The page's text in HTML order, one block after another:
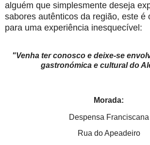
alguém que simplesmente deseja
sabores autênticos da região, este é
para uma experiência inesquecível:
"Venha ter conosco e deixe-se
gastronómica e cultural do
Morada:
Despensa Franciscana
Rua do Apeadeiro